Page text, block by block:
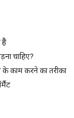
है
चाहिए?
के काम करने का तरीका